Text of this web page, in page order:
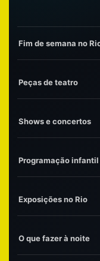
Fim de semana no
Peças de teatro
Shows e concertos
Programação infantil
Exposições no Rio
O que fazer à noite